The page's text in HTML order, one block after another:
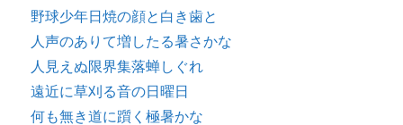
野球少年日焼の顔と白き歯と
人声のありて増したる暑さかな
人見えぬ限界集落蝉しぐれ
遠近に草刈る音の日曜日
何も無き道に躓く極暑かな